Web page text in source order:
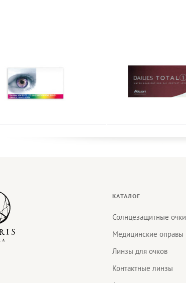
КАТАЛОГ
Солнцезащитные очки
Медицинские оправы
Линзы для очков
Контактные линзы